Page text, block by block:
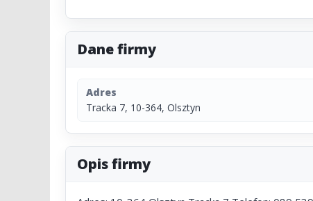
Dane firmy
Adres
Tracka 7, 10-364, Olsztyn
Opis firmy